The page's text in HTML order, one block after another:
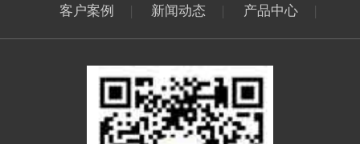
客户案例 新闻动态 产品中心